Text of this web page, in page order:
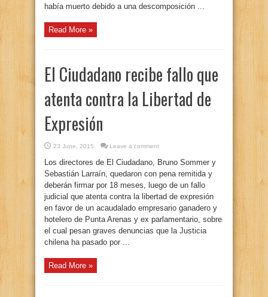
había muerto debido a una descomposición ...
Read More »
El Ciudadano recibe fallo que
atenta contra la Libertad de
Expresión
23 June, 2015 Leave a comment
Los directores de El Ciudadano, Bruno Sommer y
Sebastián Larraín, quedaron con pena remitida y
deberán firmar por 18 meses, luego de un fallo
judicial que atenta contra la libertad de expresión
en favor de un acaudalado empresario ganadero y
hotelero de Punta Arenas y ex parlamentario, sobre
el cual pesan graves denuncias que la Justicia
chilena ha pasado por ...
Read More »